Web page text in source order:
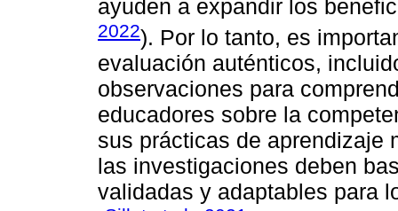
ayuden a expandir los
2022). Por lo tanto, es
evaluación auténticos,
observaciones para
educadores sobre la
sus prácticas de aprendizaje
las investigaciones deben
validadas y adaptables para